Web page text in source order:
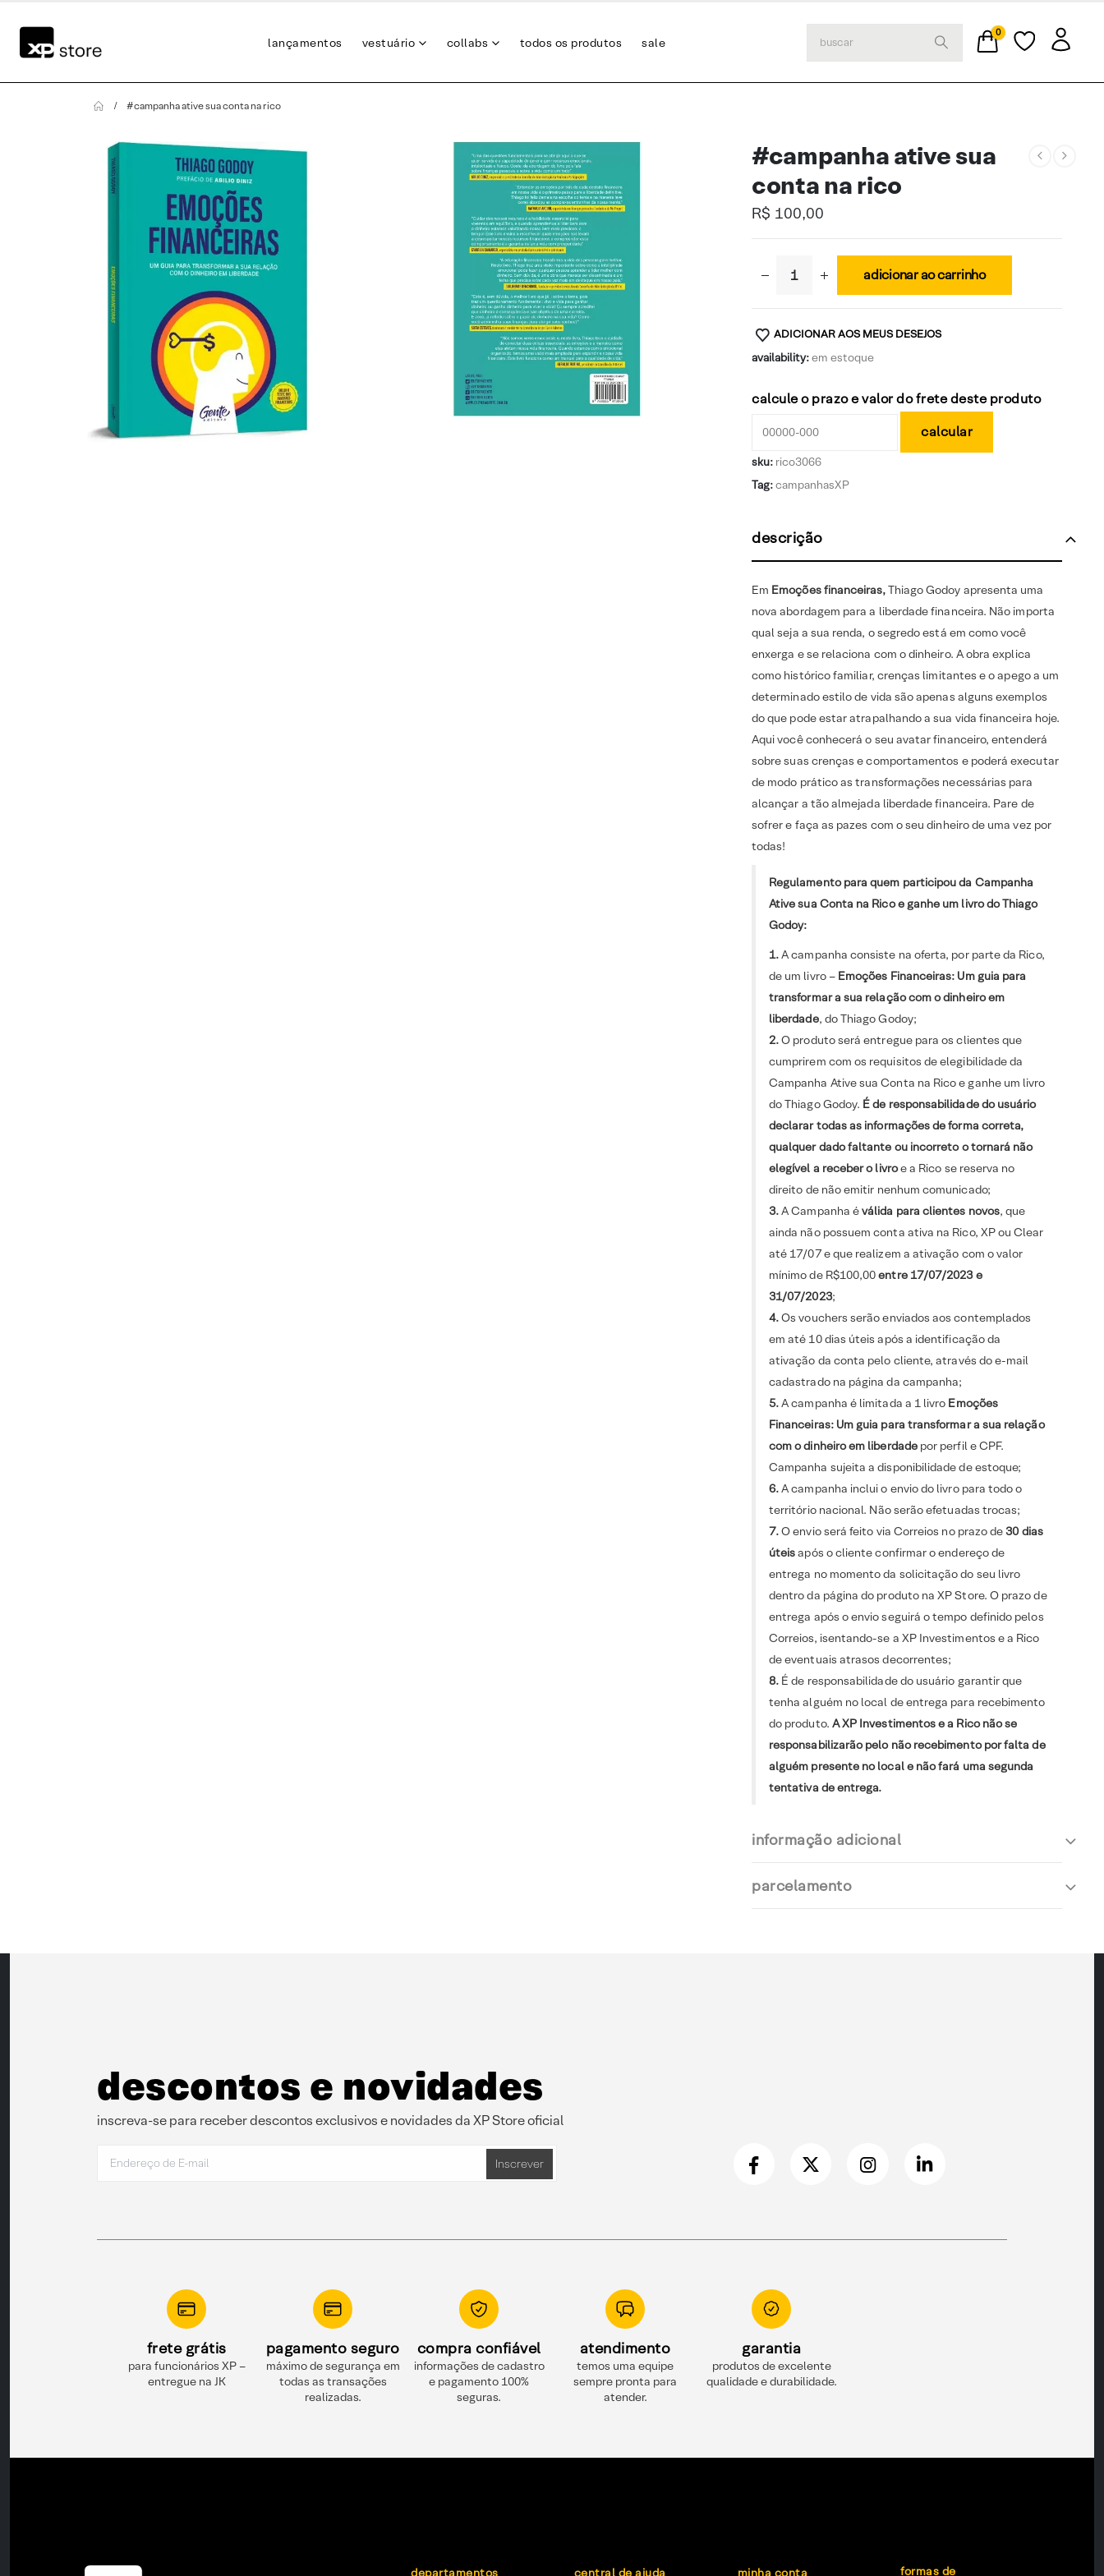
lançamentos vestuário collabs todos os produtos sale
0
#campanha ative sua conta na rico
#campanha ative sua
conta na rico
R$ 100,00
adicionar ao carrinho
ADICIONAR AOS MEUS DESEJOS
availability:em estoque
calcule o prazo e valor do frete deste produto
sku: rico3066
Tag:campanhasXP
descrição
Em Emoções financeiras,Thiago Godoy apresenta uma
nova abordagem para a liberdade financeira. Não importa
qual seja a sua renda, o segredo está em como você
enxerga e se relaciona com o dinheiro. A obra explica
como histórico familiar, crenças limitantes e o apego a um
determinado estilo de vida são apenas alguns exemplos
do que pode estar atrapalhando a sua vida financeira hoje.
Aqui você conhecerá o seu avatar financeiro, entenderá
sobre suas crenças e comportamentos e poderá executar
de modo prático as transformações necessárias para
alcançar a tão almejada liberdade financeira. Pare de
sofrer e faça as pazes com o seu dinheiro de uma vez por
todas!
Regulamento para quem participou da Campanha
Ative sua Conta na Rico e ganhe um livro do Thiago
Godoy:
1.A campanha consiste na oferta, por parte da Rico,
de um livro – Emoções Financeiras: Um guia para
transformar a sua relação com o dinheiro em
liberdade, do Thiago Godoy;
2.O produto será entregue para os clientes que
cumprirem com os requisitos de elegibilidade da
Campanha Ative sua Conta na Rico e ganhe um livro
do Thiago Godoy. É de responsabilidade do usuário
declarar todas as informações de forma correta,
qualquer dado faltante ou incorreto o tornará não
elegível a receber o livroe a Rico se reserva no
direito de não emitir nenhum comunicado;
3.A Campanha éválida para clientes novos, que
ainda não possuem conta ativa na Rico, XP ou Clear
até 17/07 e que realizem a ativação com o valor
mínimo de R$100,00entre 17/07/2023 e
31/07/2023;
4.Os vouchers serão enviados aos contemplados
em até 10 dias úteis após a identificação da
ativação da conta pelo cliente, através do e-mail
cadastrado na página da campanha;
5.A campanha é limitada a 1 livro Emoções
Financeiras: Um guia para transformar a sua relação
com o dinheiro em liberdadepor perfil e CPF.
Campanha sujeita a disponibilidade de estoque;
6.A campanha inclui o envio do livro para todo o
território nacional. Não serão efetuadas trocas;
7.O envio será feito via Correios no prazo de30 dias
úteisapós o cliente confirmar o endereço de
entrega no momento da solicitação do seu livro
dentro da página do produto na XP Store. O prazo de
entrega após o envio seguirá o tempo definido pelos
Correios, isentando-se a XP Investimentos e a Rico
de eventuais atrasos decorrentes;
8. É de responsabilidade do usuário garantir que
tenha alguém no local de entrega para recebimento
do produto. A XP Investimentos e a Rico não se
responsabilizarão pelo não recebimento por falta de
alguém presente no local e não fará uma segunda
tentativa de entrega.
informação adicional
parcelamento
descontos e novidades
inscreva-se para receber descontos exclusivos e novidades da XP Store oficial
Inscrever
frete grátis
para funcionários XP –
entregue na JK
pagamento seguro
máximo de segurança em
todas as transações
realizadas.
compra confiável
informações de cadastro
e pagamento 100%
seguras.
atendimento
temos uma equipe
sempre pronta para
atender.
garantia
produtos de excelente
qualidade e durabilidade.
departamentos central de ajuda minha conta formas de